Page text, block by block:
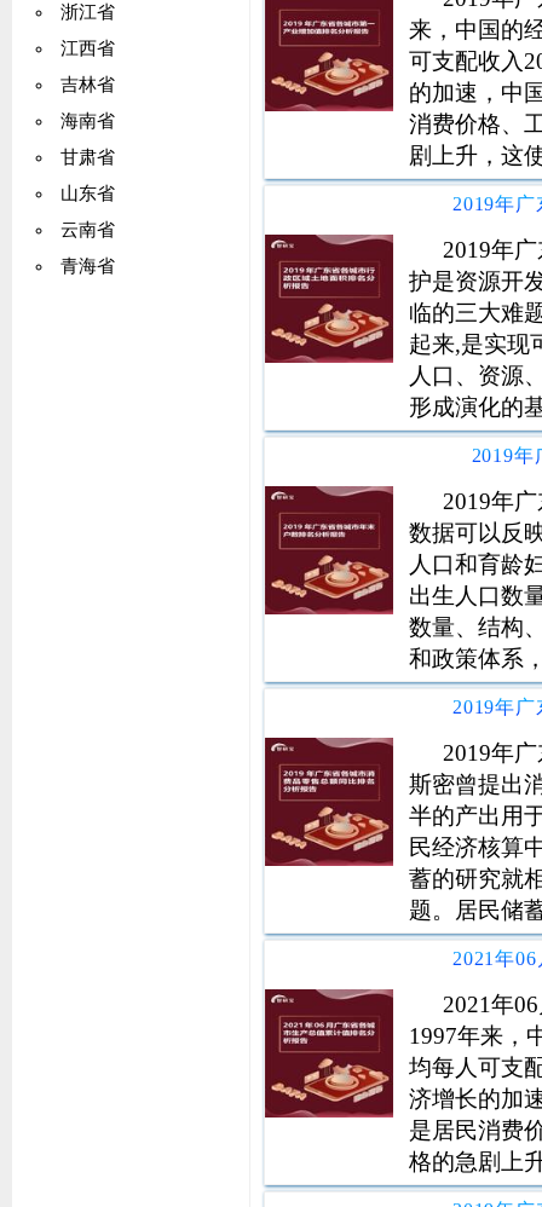
浙江省
江西省
吉林省
海南省
甘肃省
山东省
云南省
青海省
来，中国的
可支配收入
的加速，中
消费价格、
剧上升，这
把握住发展
置、优化结
经济工作的
2019年
护是资源开
临的三大难
起来,是实现
人口、资源
形成演化的
的因素,人类
量的事实表
度开发利用
2019
2019年
数据可以反
人口和育龄
出生人口数
数量、结构
和政策体系
发展规划，
国家新征程
信息支持。
2019年
斯密曾提出
半的产出用
民经济核算
蓄的研究就
题。居民储
而储蓄率的
期造成实际
收益及渠道
2021年
1997年来，
均每人可支
济增长的加
是居民消费
格的急剧上
极主动把握